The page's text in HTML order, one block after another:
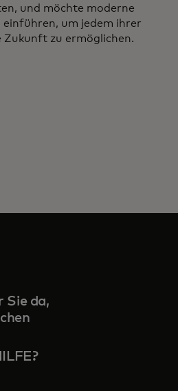
und möchte moderne
einführen, um jedem ihrer
Zukunft zu ermöglichen.
Sie da,